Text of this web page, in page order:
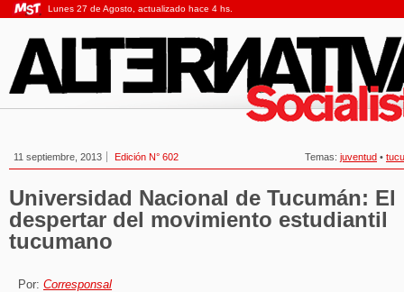
Lunes 27 de Agosto, actualizado hace 4 hs.
11 septiembre, 2013 Edición N° 602 Temas: juventud •
Universidad Nacional de Tucumán: El
despertar del movimiento estudiantil
tucumano
Por: Corresponsal